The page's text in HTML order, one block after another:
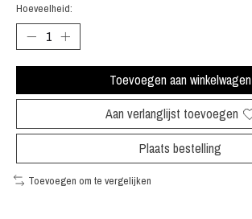
Hoeveelheid:
Toevoegen aan winkelwagen
Aan verlanglijst toevoegen
Plaats bestelling
Toevoegen om te vergelijken